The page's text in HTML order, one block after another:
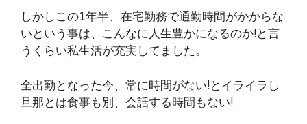
しかしこの1年半、在宅勤務で通勤時間がかからな
いという事は、こんなに人生豊かになるのか!と言
うくらい私生活が充実してました。
全出勤となった今、常に時間がない!とイライラし
旦那とは食事も別、会話する時間もない!